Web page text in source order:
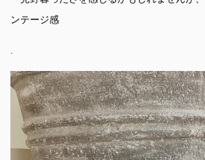
ンテージ感
.